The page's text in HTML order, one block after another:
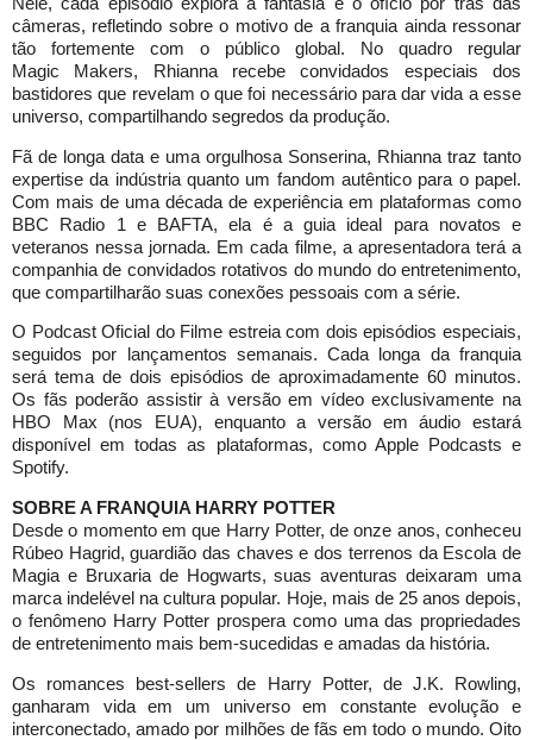
câmeras, refletindo sobre o motivo de a franquia ainda ressonar
tão fortemente com o público global. No quadro regular
Magic Makers, Rhianna recebe convidados especiais dos
bastidores que revelam o que foi necessário para dar vida a esse
universo, compartilhando segredos da produção.
Fã de longa data e uma orgulhosa Sonserina, Rhianna traz tanto
expertise da indústria quanto um fandom autêntico para o papel.
Com mais de uma década de experiência em plataformas como
BBC Radio 1 e BAFTA, ela é a guia ideal para novatos e
veteranos nessa jornada. Em cada filme, a apresentadora terá a
companhia de convidados rotativos do mundo do entretenimento,
que compartilharão suas conexões pessoais com a série.
O Podcast Oficial do Filme estreia com dois episódios especiais,
seguidos por lançamentos semanais. Cada longa da franquia
será tema de dois episódios de aproximadamente 60 minutos.
Os fãs poderão assistir à versão em vídeo exclusivamente na
HBO Max (nos EUA), enquanto a versão em áudio estará
disponível em todas as plataformas, como Apple Podcasts e
Spotify.
SOBRE A FRANQUIA HARRY POTTER
Desde o momento em que Harry Potter, de onze anos, conheceu
Rúbeo Hagrid, guardião das chaves e dos terrenos da Escola de
Magia e Bruxaria de Hogwarts, suas aventuras deixaram uma
marca indelével na cultura popular. Hoje, mais de 25 anos depois,
o fenômeno Harry Potter prospera como uma das propriedades
de entretenimento mais bem-sucedidas e amadas da história.
Os romances best-sellers de Harry Potter, de J.K. Rowling,
ganharam vida em um universo em constante evolução e
interconectado, amado por milhões de fãs em todo o mundo. Oito